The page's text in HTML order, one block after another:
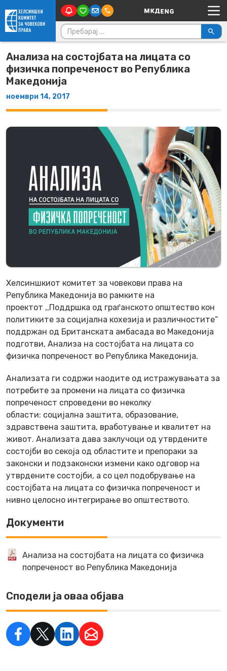
Skip to content Main Navigation
Пребарувај за:
Анализа на состојбата на лицата со
физичка попреченост во Република
Македонија
ноември 14, 2017
Хелсиншкиот комитет за човекови права на
Република Македонија во рамките на
проектот ,,Поддршка од граѓанското општество кон
политиките за социјална кохезија и различностите”
поддржан од Британската амбасада во Македонија
подготви, Анализа на состојбата на лицата со
физичка попреченост во Република Македонија.
Анализата ги содржи наодите од истражувањата за
потребите за промени на лицата со физичка
попреченост спроведени во неколку
области: социјална заштита, образование,
здравствена заштита, вработување и квалитет на
живот. Анализата дава заклучоци од утврдените
состојби во секоја од областите и препораки за
законски и подзаконски измени како одговор на
утврдените состојби, а со цел подобрување на
состојбата на лицата со физичка попреченост и
нивно целосно интегрирање во општеството.
Документи
Анализа на состојбата на лицата со физичка
попреченост во Република Македонија
Сподели ја оваа објава